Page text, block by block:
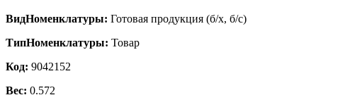
ВидНоменклатуры: Готовая продукция (б/х, б/с)
ТипНоменклатуры: Товар
Код: 9042152
Вес: 0.572